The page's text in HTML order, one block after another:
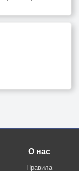
О нас
Правила